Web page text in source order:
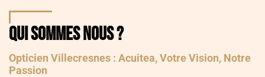
Qui Sommes Nous ?
Opticien Villecresnes : Acuitea, Votre Vision, Notre
Passion